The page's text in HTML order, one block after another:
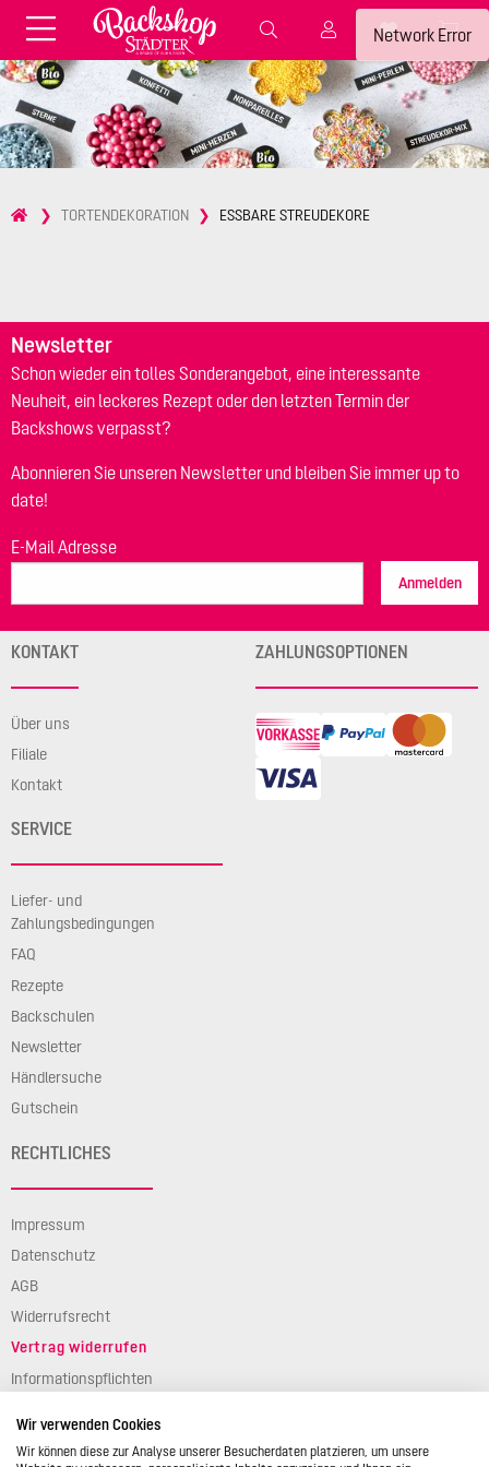
Aufbewahren
Fondant & Zubehör Speisefarben
Pralinenkapseln Geschenktüten
Vorspeisen & Desserts
Terrinenformen
Backzutaten Küchenhelfer
Nudel- &
Spätzleherstellung
STÄDTER fresh&cool
TORTENDEKORATION ESSBARE STREUDEKORE
Newsletter
Schon wieder ein tolles Sonderangebot, eine interessante
Neuheit, ein leckeres Rezept oder den letzten Termin der
Backshows verpasst?
Abonnieren Sie unseren Newsletter und bleiben Sie immer up to
date!
E-Mail Adresse
Anmelden
KONTAKT
Über uns
Filiale
Kontakt
SERVICE
Liefer- und
Zahlungsbedingungen
FAQ
Rezepte
Backschulen
Newsletter
Händlersuche
Gutschein
RECHTLICHES
Impressum
Datenschutz
AGB
Widerrufsrecht
Vertrag widerrufen
Informationspflichten
ZAHLUNGSOPTIONEN
Network Error
Wir verwenden Cookies
Wir können diese zur Analyse unserer Besucherdaten platzieren, um unsere